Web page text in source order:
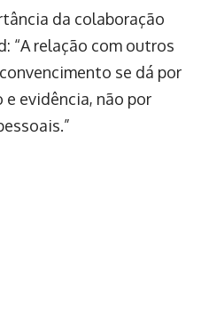
da colaboração
“A relação com outros
se dá por
evidência, não por